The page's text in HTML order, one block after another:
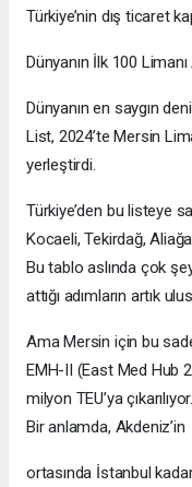
Türkiye’nin dış ticaret
Dünyanın İlk 100
Dünyanın en saygın
List, 2024’te Mersin
yerleştirdi.
Türkiye’den bu listeye
Kocaeli, Tekirdağ,
Bu tablo aslında çok
attığı adımların artık
Ama Mersin için bu
EMH-II (East Med Hub
milyon TEU’ya
Bir anlamda, Akdeniz’in
ortasında İstanbul